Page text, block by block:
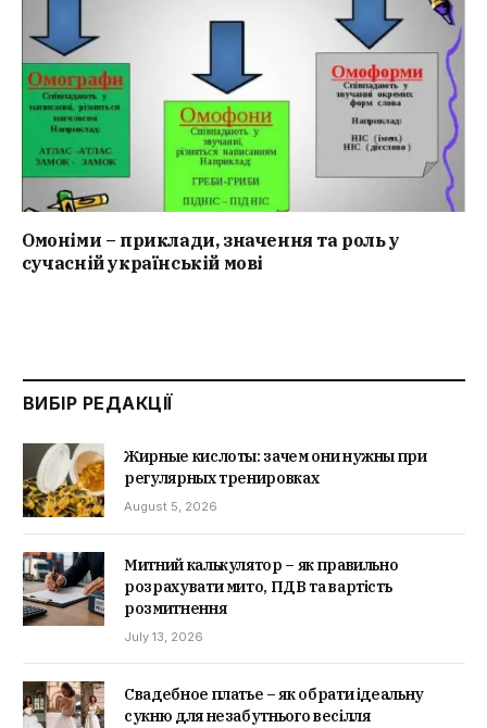
Омоніми – приклади, значення та роль у
сучасній українській мові
ВИБІР РЕДАКЦІЇ
Жирные кислоты: зачем они нужны при
регулярных тренировках
August 5, 2026
Митний калькулятор – як правильно
розрахувати мито, ПДВ та вартість
розмитнення
July 13, 2026
Свадебное платье – як обрати ідеальну
сукню для незабутнього весілля